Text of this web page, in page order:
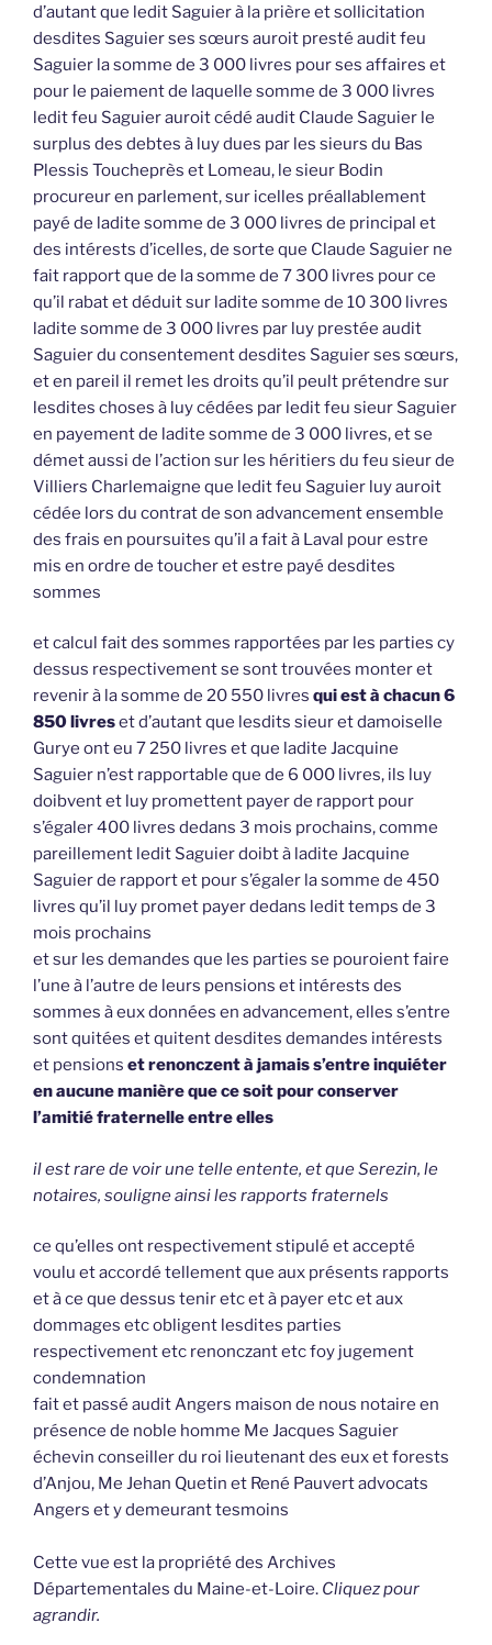
d’autant que ledit Saguier à la prière et sollicitation
desdites Saguier ses sœurs auroit presté audit feu
Saguier la somme de 3 000 livres pour ses affaires et
pour le paiement de laquelle somme de 3 000 livres
ledit feu Saguier auroit cédé audit Claude Saguier le
surplus des debtes à luy dues par les sieurs du Bas
Plessis Toucheprès et Lomeau, le sieur Bodin
procureur en parlement, sur icelles préallablement
payé de ladite somme de 3 000 livres de principal et
des intérests d’icelles, de sorte que Claude Saguier ne
fait rapport que de la somme de 7 300 livres pour ce
qu’il rabat et déduit sur ladite somme de 10 300 livres
ladite somme de 3 000 livres par luy prestée audit
Saguier du consentement desdites Saguier ses sœurs,
et en pareil il remet les droits qu’il peult prétendre sur
lesdites choses à luy cédées par ledit feu sieur Saguier
en payement de ladite somme de 3 000 livres, et se
démet aussi de l’action sur les héritiers du feu sieur de
Villiers Charlemaigne que ledit feu Saguier luy auroit
cédée lors du contrat de son advancement ensemble
des frais en poursuites qu’il a fait à Laval pour estre
mis en ordre de toucher et estre payé desdites
sommes
et calcul fait des sommes rapportées par les parties cy
dessus respectivement se sont trouvées monter et
revenir à la somme de 20 550 livres qui est à chacun 6
850 livreset d’autant que lesdits sieur et damoiselle
Gurye ont eu 7 250 livres et que ladite Jacquine
Saguier n’est rapportable que de 6 000 livres, ils luy
doibvent et luy promettent payer de rapport pour
s’égaler 400 livres dedans 3 mois prochains, comme
pareillement ledit Saguier doibt à ladite Jacquine
Saguier de rapport et pour s’égaler la somme de 450
livres qu’il luy promet payer dedans ledit temps de 3
mois prochains
et sur les demandes que les parties se pouroient faire
l’une à l’autre de leurs pensions et intérests des
sommes à eux données en advancement, elles s’entre
sont quitées et quitent desdites demandes intérests
et pensions et renonczent à jamais s’entre inquiéter
en aucune manière que ce soit pour conserver
l’amitié fraternelle entre elles
il est rare de voir une telle entente, et que Serezin, le
notaires, souligne ainsi les rapports fraternels
ce qu’elles ont respectivement stipulé et accepté
voulu et accordé tellement que aux présents rapports
et à ce que dessus tenir etc et à payer etc et aux
dommages etc obligent lesdites parties
respectivement etc renonczant etc foy jugement
condemnation
fait et passé audit Angers maison de nous notaire en
présence de noble homme Me Jacques Saguier
échevin conseiller du roi lieutenant des eux et forests
d’Anjou, Me Jehan Quetin et René Pauvert advocats
Angers et y demeurant tesmoins
Cette vue est la propriété des Archives
Départementales du Maine-et-Loire. Cliquez pour
agrandir.